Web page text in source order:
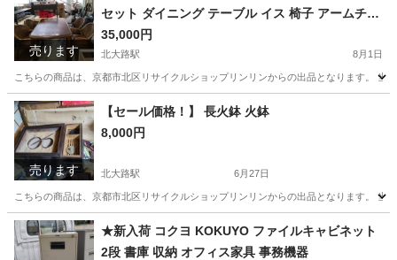
売ります
セット ダイニング テーブル イス 椅子 アームチェ
ア ベントウッド 曲げ木 ラタン 籐
35,000円
北大路駅 8月1日
こちらの商品は、京都市北区リサイクルショップリンリンからの出品となります。
京都 京都市 北大路駅 ダイニングセット
売ります
【セール価格！】 長火鉢 火鉢
8,000円
北大路駅 6月27日
こちらの商品は、京都市北区リサイクルショップリンリンからの出品となります。
京都 京都市 北大路駅 家具
★新入荷 コクヨ KOKUYO ファイルキャビネット
2段 書庫 収納 オフィス家具 事務機器